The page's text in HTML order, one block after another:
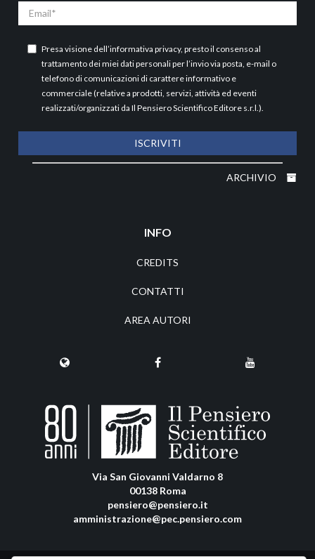
Email
Presa visione dell’informativa privacy, presto il consenso al
trattamento dei miei dati personali per l’invio via posta, e-mail o
telefono di comunicazioni di carattere informativo e
commerciale (relative a prodotti, servizi, attività ed eventi
realizzati/organizzati da Il Pensiero Scientifico Editore s.r.l.).
ISCRIVITI
ARCHIVIO
INFO
CREDITS
CONTATTI
AREA AUTORI
Via San Giovanni Valdarno 8
00138 Roma
pensiero@pensiero.it
amministrazione@pec.pensiero.com